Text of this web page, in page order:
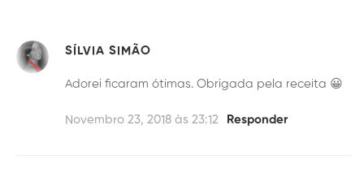
SÍLVIA SIMÃO
Adorei ficaram ótimas. Obrigada pela receita 😀
Novembro 23, 2018 às 23:12 Responder